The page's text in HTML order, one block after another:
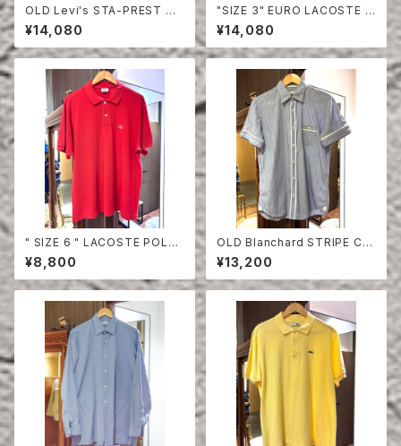
OLD Levi's STA-PREST HA
LF SLEEVE SHIRT
¥14,080
"SIZE 3" EURO LACOSTE P
OLO SHIRT LONG SLEEVE
¥14,080
" SIZE 6 " LACOSTE POLO
SHIRT RED
¥8,800
OLD Blanchard STRIPE CO
TTON HALF SLEEVE SHIRT
¥13,200